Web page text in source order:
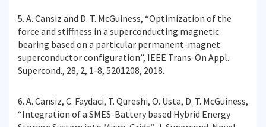
5. A. Cansiz and D. T. McGuiness, “Optimization of the
force and stiffness in a superconducting magnetic
bearing based on a particular permanent-magnet
superconductor configuration”, IEEE Trans. On Appl.
Supercond., 28, 2, 1-8, 5201208, 2018.
6. A. Cansiz, C. Faydaci, T. Qureshi, O. Usta, D. T. McGuiness,
“Integration of a SMES-Battery based Hybrid Energy